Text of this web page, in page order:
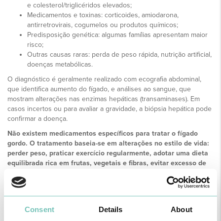
Consent Details About
e colesterol/triglicéridos elevados;
Medicamentos e toxinas: corticoides, amiodarona,
antirretrovirais, cogumelos ou produtos químicos;
Predisposição genética: algumas famílias apresentam maior
risco;
Outras causas raras: perda de peso rápida, nutrição artificial,
doenças metabólicas.
O diagnóstico é geralmente realizado com ecografia abdominal,
que identifica aumento do fígado, e análises ao sangue, que
mostram alterações nas enzimas hepáticas (transaminases). Em
casos incertos ou para avaliar a gravidade, a biópsia hepática pode
confirmar a doença.
Não existem medicamentos específicos para tratar o fígado
gordo. O tratamento baseia-se em alterações no estilo de vida:
perder peso, praticar exercício regularmente, adotar uma dieta
equilibrada rica em frutas, vegetais e fibras, evitar excesso de
igualmente importante controlar doenças associadas, como